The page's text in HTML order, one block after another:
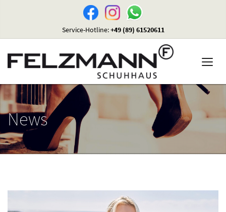
Service-Hotline:+49 (89) 61520611
News